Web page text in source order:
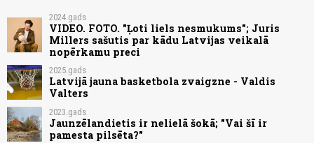
2024.gads
VIDEO. FOTO. "Ļoti liels nesmukums"; Juris
Millers sašutis par kādu Latvijas veikalā
nopērkamu preci
2025.gads
Latvijā jauna basketbola zvaigzne - Valdis
Valters
2023.gads
Jaunzēlandietis ir nelielā šokā; "Vai šī ir
pamesta pilsēta?"